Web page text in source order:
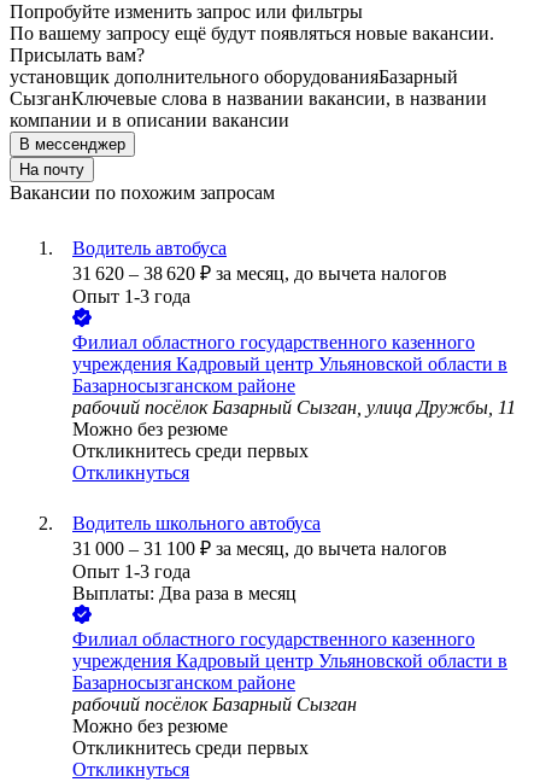
Попробуйте изменить запрос или фильтры
По вашему запросу ещё будут появляться новые вакансии.
Присылать вам?
установщик дополнительного оборудованияБазарный
СызганКлючевые слова в названии вакансии, в названии
компании и в описании вакансии
В мессенджер
На почту
Вакансии по похожим запросам
Водитель автобуса
31 620 – 38 620 ₽ за месяц, до вычета налогов
Опыт 1-3 года
Филиал областного государственного казенного
учреждения Кадровый центр Ульяновской области в
Базарносызганском районе
рабочий посёлок Базарный Сызган, улица Дружбы, 11
Можно без резюме
Откликнитесь среди первых
Откликнуться
Водитель школьного автобуса
31 000 – 31 100 ₽ за месяц, до вычета налогов
Опыт 1-3 года
Выплаты: Два раза в месяц
Филиал областного государственного казенного
учреждения Кадровый центр Ульяновской области в
Базарносызганском районе
рабочий посёлок Базарный Сызган
Можно без резюме
Откликнитесь среди первых
Откликнуться